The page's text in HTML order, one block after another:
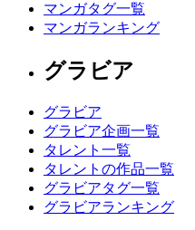
マンガタグ一覧
マンガランキング
グラビア
グラビア
グラビア企画一覧
タレント一覧
タレントの作品一覧
グラビアタグ一覧
グラビアランキング